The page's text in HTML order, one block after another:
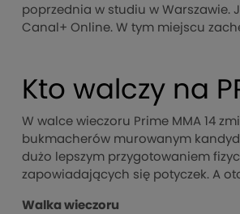
poprzednia w studiu w Warszawie.
Canal+ Online. W tym miejscu
Kto walczy na
W walce wieczoru Prime MMA 14
bukmacherów murowanym
dużo lepszym przygotowaniem
zapowiadających się potyczek. A
Walka wieczoru